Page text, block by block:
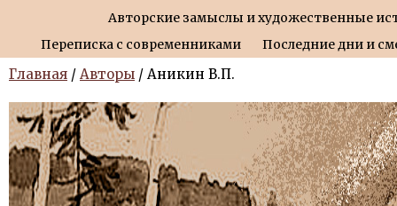
Авторские замыслы и художественные
Переписка с современниками
Последние дни и
Главная / Авторы / Аникин В.П.